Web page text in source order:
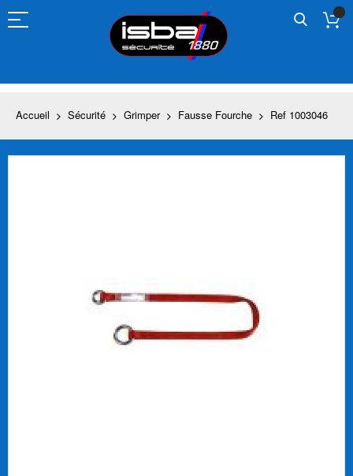
au
contenu
Accueil Sécurité Grimper Fausse Fourche Ref 1003046